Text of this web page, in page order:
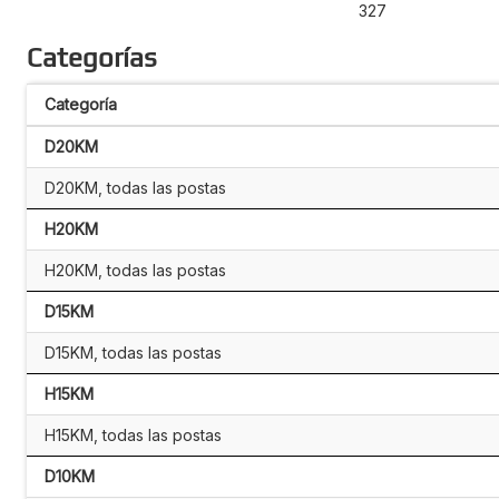
327
Categorías
Categoría
D20KM
D20KM, todas las postas
H20KM
H20KM, todas las postas
D15KM
D15KM, todas las postas
H15KM
H15KM, todas las postas
D10KM